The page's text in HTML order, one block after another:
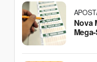
Nova